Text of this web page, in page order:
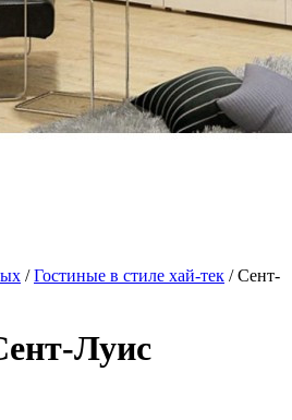
/Гостиные в стиле хай-тек / Сент-
Луис